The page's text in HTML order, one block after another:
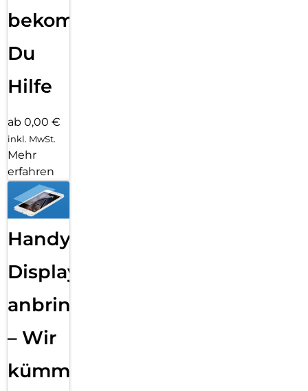
bekommst
Du
Hilfe
ab 0,00 €
inkl. MwSt.
Mehr
erfahren
Handy
Displayfolie
anbringen
– Wir
kümmern